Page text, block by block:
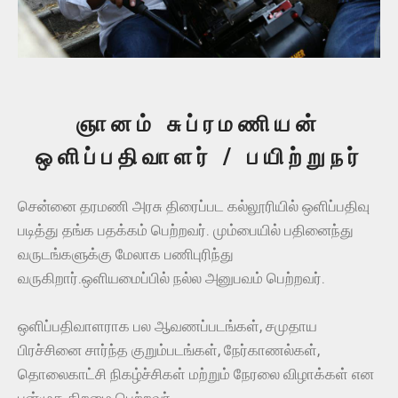
ஞானம் சுப்ரமணியன்
ஒளிப்பதிவாளர் / பயிற்றுநர்
சென்னை தரமணி அரசு திரைப்பட கல்லூரியில் ஒளிப்பதிவு
படித்து தங்க பதக்கம் பெற்றவர். மும்பையில் பதினைந்து
வருடங்களுக்கு மேலாக பணிபுரிந்து
வருகிறார்.ஒளியமைப்பில் நல்ல அனுபவம் பெற்றவர்.
ஒளிப்பதிவாளராக பல ஆவணப்படங்கள், சமுதாய
பிரச்சினை சார்ந்த குறும்படங்கள், நேர்காணல்கள்,
தொலைகாட்சி நிகழ்ச்சிகள் மற்றும் நேரலை விழாக்கள் என